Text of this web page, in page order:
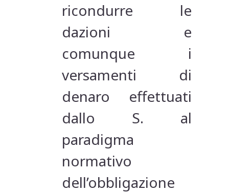
ricondurre le
dazioni e
comunque i
versamenti di
denaro effettuati
dallo S. al
paradigma
normativo
dell’obbligazione